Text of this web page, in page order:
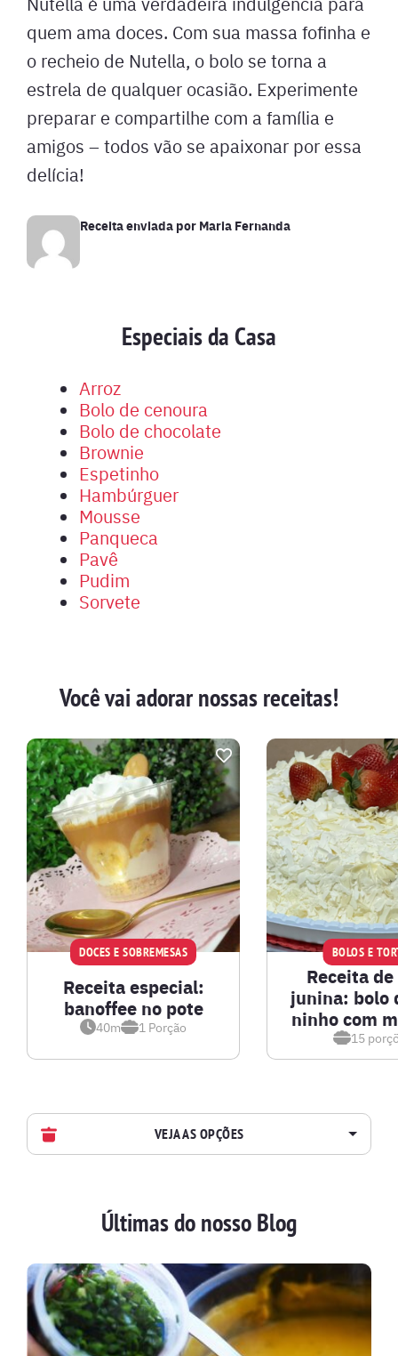
quem ama doces. Com sua massa fofinha e
o recheio de Nutella, o bolo se torna a
estrela de qualquer ocasião. Experimente
preparar e compartilhe com a família e
amigos – todos vão se apaixonar por essa
delícia!
Receita enviada por Maria Fernanda
Especiais da Casa
Arroz
Bolo de cenoura
Bolo de chocolate
Brownie
Espetinho
Hambúrguer
Mousse
Panqueca
Pavê
Pudim
Sorvete
Você vai adorar nossas receitas!
DOCES E SOBREMESAS
Receita especial:
banoffee no pote
40m 1 Porção
BOLOS E
Receita
junina: bolo
ninho com
15
VEJA AS OPÇÕES
BATIDAS
BEBIDAS E DRINKS
BISCOITOS
Últimas do nosso Blog